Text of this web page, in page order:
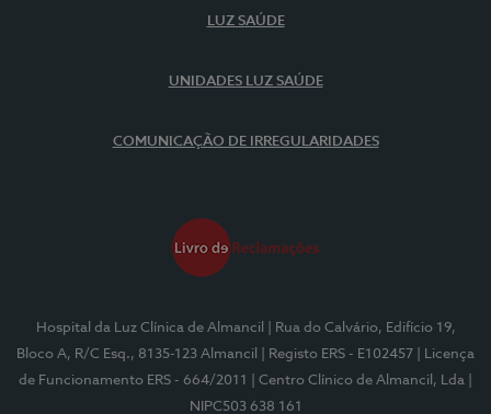
LUZ SAÚDE
UNIDADES LUZ SAÚDE
COMUNICAÇÃO DE IRREGULARIDADES
Hospital da Luz Clínica de Almancil
| Rua do Calvário, Edifício 19,
Bloco A, R/C Esq., 8135-123 Almancil
| Registo ERS - E102457
| Licença
de Funcionamento ERS - 664/2011
| Centro Clínico de Almancil, Lda
NIPC503 638 161